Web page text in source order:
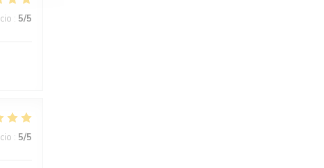
: 5/5
: 5/5